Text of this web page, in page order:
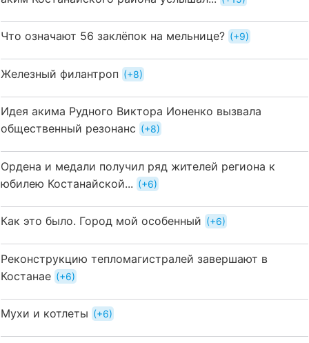
Что означают 56 заклёпок на мельнице? +9
Железный филантроп +8
Идея акима Рудного Виктора Ионенко вызвала
общественный резонанс
+8
Ордена и медали получил ряд жителей региона к
юбилею Костанайской...
+6
Как это было. Город мой особенный +6
Реконструкцию тепломагистралей завершают в
Костанае
+6
Мухи и котлеты +6